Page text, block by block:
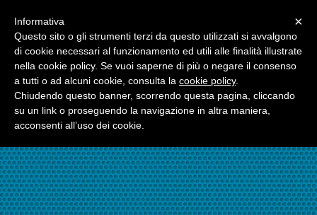
☎324.7403485
×
Informativa
Questo sito o gli strumenti terzi da questo utilizzati si avvalgono
di cookie necessari al funzionamento ed utili alle finalità illustrate
nella cookie policy. Se vuoi saperne di più o negare il consenso
a tutti o ad alcuni cookie, consulta la cookie policy.
Chiudendo questo banner, scorrendo questa pagina, cliccando
su un link o proseguendo la navigazione in altra maniera,
acconsenti all’uso dei cookie.